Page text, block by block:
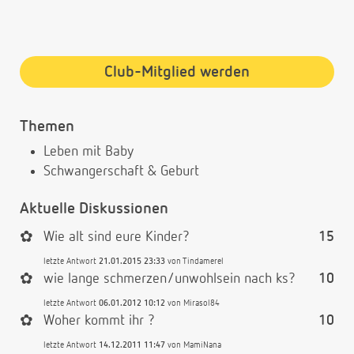
Club-Mitglied werden
Themen
Leben mit Baby
Schwangerschaft & Geburt
Aktuelle Diskussionen
15
✿ Wie alt sind eure Kinder?
letzte Antwort 21.01.2015 23:33 von Tindamerel
10
✿ wie lange schmerzen/unwohlsein nach ks?
letzte Antwort 06.01.2012 10:12 von Mirasol84
10
✿ Woher kommt ihr ?
letzte Antwort 14.12.2011 11:47 von MamiNana